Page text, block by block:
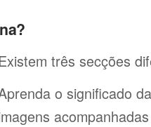
três secções
o significado